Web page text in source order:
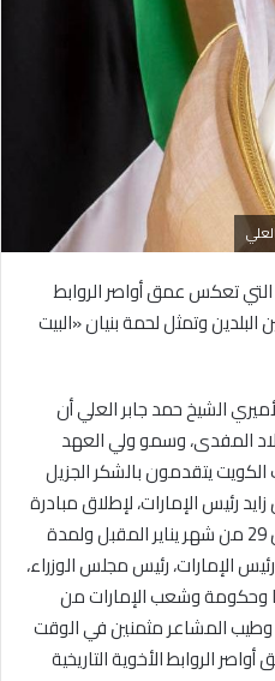
تعكس عمق أواصر الروابط
البلدين وتمثل لحمة بنيان «البيت
الشيخ حمد جابر العلي أن
المفدى، وسمو ولي العهد
يتقدمون بالشكر الجزيل
رئيس الإمارات، لإطلاق مبادرة
«الاحتفاء بعقود الأخوة»، بدءاً من 29 من شهر يناير المقبل ولمدة
الإمارات، رئيس مجلس الوزراء،
وحكومة وشعب الإمارات من
وطيب المشاعر مثمنين في الوقت
الروابط الأخوية التاريخية